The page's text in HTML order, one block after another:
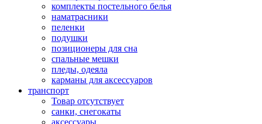
комплекты постельного белья
наматрасники
пеленки
подушки
позиционеры для сна
спальные мешки
пледы, одеяла
карманы для аксеcсуаров
транспорт
Товар отсутствует
санки, снегокаты
аксессуары